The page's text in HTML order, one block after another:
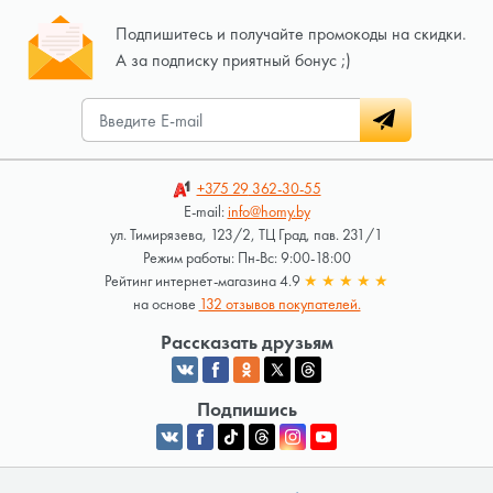
Подпишитесь и получайте промокоды на скидки.
А за подписку приятный бонус ;)
+375 29362-30-55
E-mail:info@homy.by
ул. Тимирязева, 123/2, ТЦ Град, пав. 231/1
Режим работы: Пн-Вс: 9:00-18:00
Рейтинг интернет-магазина 4.9 ★ ★ ★ ★ ★
на основе 132 отзывов покупателей.
Рассказать друзьям
Подпишись